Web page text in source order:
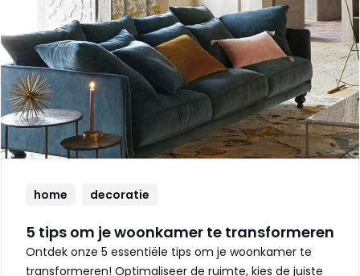
home decoratie
5 tips om je woonkamer te transformeren
Ontdek onze 5 essentiële tips om je woonkamer te
transformeren! Optimaliseer de ruimte, kies de juiste